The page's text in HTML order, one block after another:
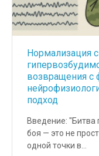
Нормализация
возвращения с
подход
Введение: "Битва
боя — это не
одной точки в…